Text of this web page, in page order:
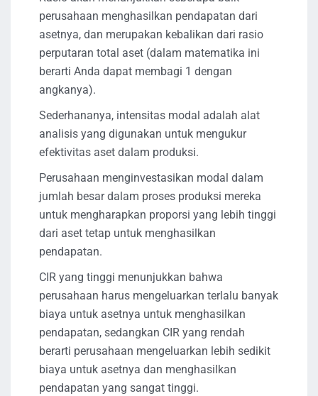
perusahaan menghasilkan pendapatan dari
asetnya, dan merupakan kebalikan dari rasio
perputaran total aset (dalam matematika ini
berarti Anda dapat membagi 1 dengan
angkanya).
Sederhananya, intensitas modal adalah alat
analisis yang digunakan untuk mengukur
efektivitas aset dalam produksi.
Perusahaan menginvestasikan modal dalam
jumlah besar dalam proses produksi mereka
untuk mengharapkan proporsi yang lebih tinggi
dari aset tetap untuk menghasilkan
pendapatan.
CIR yang tinggi menunjukkan bahwa
perusahaan harus mengeluarkan terlalu banyak
biaya untuk asetnya untuk menghasilkan
pendapatan, sedangkan CIR yang rendah
berarti perusahaan mengeluarkan lebih sedikit
biaya untuk asetnya dan menghasilkan
pendapatan yang sangat tinggi.